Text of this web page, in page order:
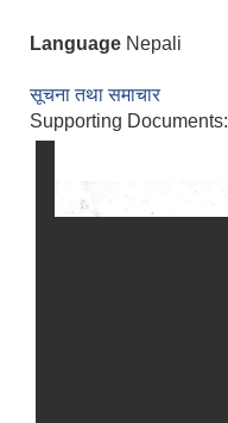
Language Nepali
सूचना तथा समाचार
Supporting Documents: